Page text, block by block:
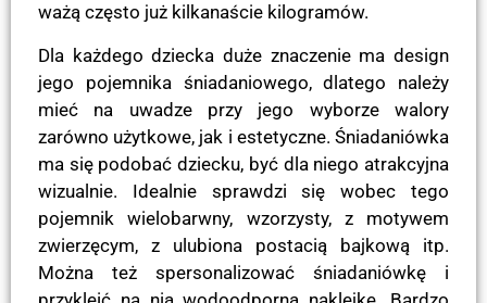
ważą często już kilkanaście kilogramów.
Dla każdego dziecka duże znaczenie ma design
jego pojemnika śniadaniowego, dlatego należy
mieć na uwadze przy jego wyborze walory
zarówno użytkowe, jak i estetyczne. Śniadaniówka
ma się podobać dziecku, być dla niego atrakcyjna
wizualnie. Idealnie sprawdzi się wobec tego
pojemnik wielobarwny, wzorzysty, z motywem
zwierzęcym, z ulubiona postacią bajkową itp.
Można też spersonalizować śniadaniówkę i